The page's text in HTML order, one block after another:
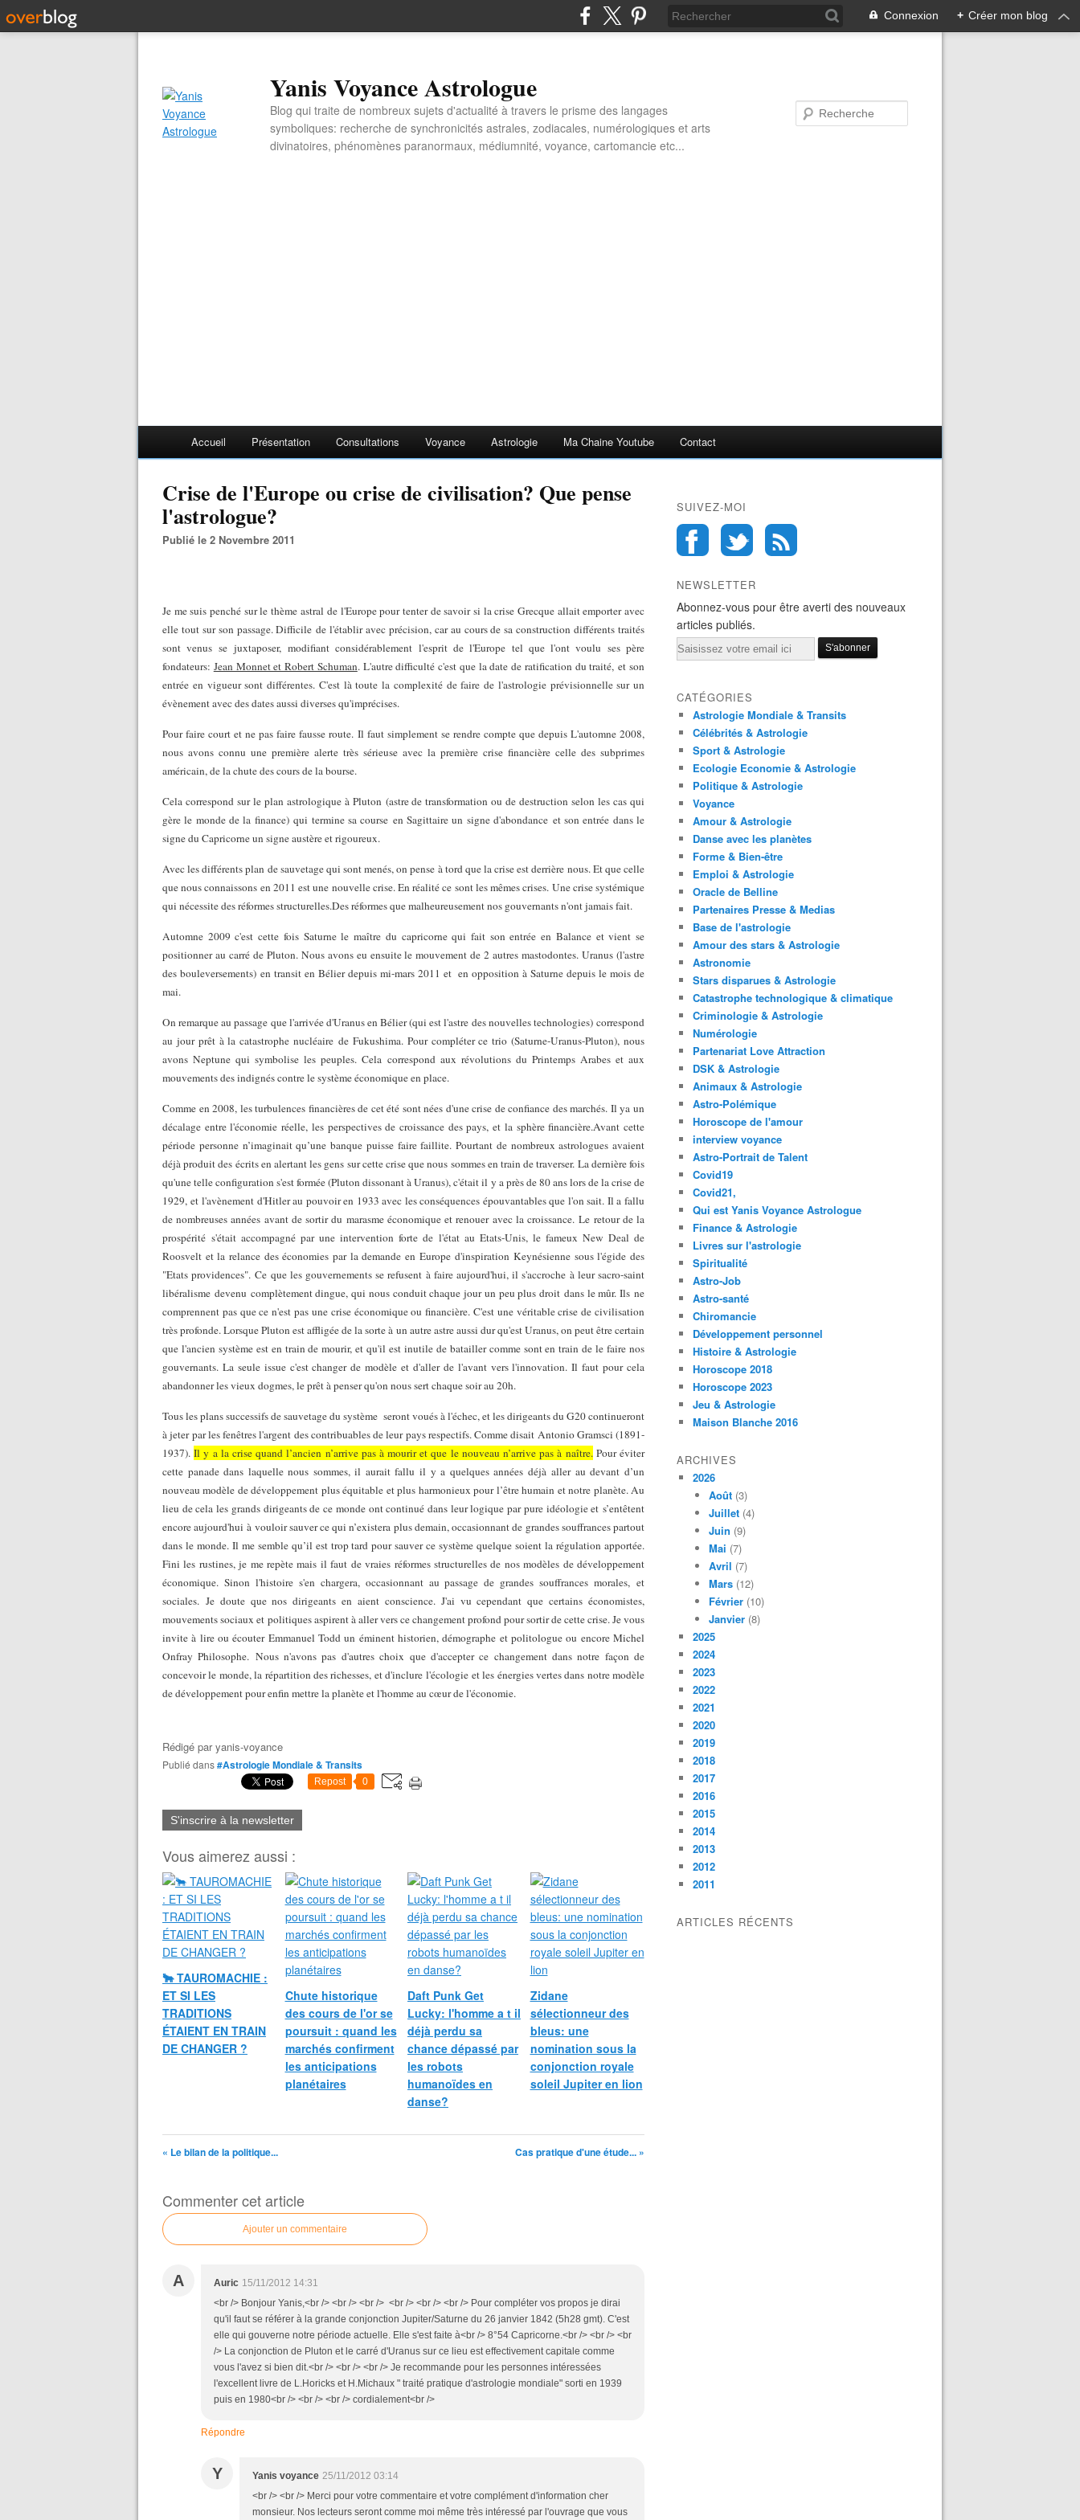
Connexion + Créer mon blog
Yanis Voyance Astrologue
Blog qui traite de nombreux sujets d'actualité à travers le prisme des langages
symboliques: recherche de synchronicités astrales, zodiacales, numérologiques et arts
divinatoires, phénomènes paranormaux, médiumnité, voyance, cartomancie etc...
Accueil Présentation Consultations Voyance Astrologie Ma Chaine Youtube Contact
Crise de l'Europe ou crise de civilisation? Que pense
l'astrologue?
Publié le 2 Novembre 2011
Je me suis penché sur le thème astral de l'Europe pour tenter de savoir si la crise Grecque allait emporter avec
elle tout sur son passage. Difficile de l'établir avec précision, car au cours de sa construction différents traités
sont venus se juxtaposer, modifiant considérablement l'esprit de l'Europe tel que l'ont voulu ses père
fondateurs: Jean Monnet et Robert Schuman. L'autre difficulté c'est que la date de ratification du traité, et son
entrée en vigueur sont différentes. C'est là toute la complexité de faire de l'astrologie prévisionnelle sur un
évènement avec des dates aussi diverses qu'imprécises.
Pour faire court et ne pas faire fausse route. Il faut simplement se rendre compte que depuis L'automne 2008,
nous avons connu une première alerte très sérieuse avec la première crise financière celle des subprimes
américain, de la chute des cours de la bourse.
Cela correspond sur le plan astrologique à Pluton (astre de transformation ou de destruction selon les cas qui
gère le monde de la finance) qui termine sa course en Sagittaire un signe d'abondance et son entrée dans le
signe du Capricorne un signe austère et rigoureux.
Avec les différents plan de sauvetage qui sont menés, on pense à tord que la crise est derrière nous. Et que celle
que nous connaissons en 2011 est une nouvelle crise. En réalité ce sont les mêmes crises. Une crise systémique
qui nécessite des réformes structurelles.Des réformes que malheureusement nos gouvernants n'ont jamais fait.
Automne 2009 c'est cette fois Saturne le maître du capricorne qui fait son entrée en Balance et vient se
positionner au carré de Pluton. Nous avons eu ensuite le mouvement de 2 autres mastodontes. Uranus (l'astre
des bouleversements) en transit en Bélier depuis mi-mars 2011 et en opposition à Saturne depuis le mois de
mai.
On remarque au passage que l'arrivée d'Uranus en Bélier (qui est l'astre des nouvelles technologies) correspond
au jour prêt à la catastrophe nucléaire de Fukushima. Pour compléter ce trio (Saturne-Uranus-Pluton), nous
avons Neptune qui symbolise les peuples. Cela correspond aux révolutions du Printemps Arabes et aux
mouvements des indignés contre le système économique en place.
Comme en 2008, les turbulences financières de cet été sont nées d'une crise de confiance des marchés. Il ya un
décalage entre l'économie réelle, les perspectives de croissance des pays, et la sphère financière.Avant cette
période personne n’imaginait qu’une banque puisse faire faillite. Pourtant de nombreux astrologues avaient
déjà produit des écrits en alertant les gens sur cette crise que nous sommes en train de traverser. La dernière fois
qu'une telle configuration s'est formée (Pluton dissonant à Uranus), c'était il y a près de 80 ans lors de la crise de
1929, et l'avènement d'Hitler au pouvoir en 1933 avec les conséquences épouvantables que l'on sait. Il a fallu
de nombreuses années avant de sortir du marasme économique et renouer avec la croissance. Le retour de la
prospérité s'était accompagné par une intervention forte de l'état au Etats-Unis, le fameux New Deal de
Roosvelt et la relance des économies par la demande en Europe d'inspiration Keynésienne sous l'égide des
"Etats providences". Ce que les gouvernements se refusent à faire aujourd'hui, il s'accroche à leur sacro-saint
libéralisme devenu complètement dingue, qui nous conduit chaque jour un peu plus droit dans le mûr. Ils ne
comprennent pas que ce n'est pas une crise économique ou financière. C'est une véritable crise de civilisation
très profonde. Lorsque Pluton est affligée de la sorte à un autre astre aussi dur qu'est Uranus, on peut être certain
que l'ancien système est en train de mourir, et qu'il est inutile de batailler comme sont en train de le faire nos
gouvernants. La seule issue c'est changer de modèle et d'aller de l'avant vers l'innovation. Il faut pour cela
abandonner les vieux dogmes, le prêt à penser qu'on nous sert chaque soir au 20h.
Tous les plans successifs de sauvetage du système seront voués à l'échec, et les dirigeants du G20 continueront
à jeter par les fenêtres l'argent des contribuables de leur pays respectifs. Comme disait Antonio Gramsci (1891-
1937).Il y a la crise quand l’ancien n’arrive pas à mourir et que le nouveau n’arrive pas à naître.Pour éviter
cette panade dans laquelle nous sommes, il aurait fallu il y a quelques années déjà aller au devant d’un
nouveau modèle de développement plus équitable et plus harmonieux pour l’être humain et notre planète. Au
lieu de cela les grands dirigeants de ce monde ont continué dans leur logique par pure idéologie et s’entêtent
encore aujourd'hui à vouloir sauver ce qui n’existera plus demain, occasionnant de grandes souffrances partout
dans le monde. Il me semble qu’il est trop tard pour sauver ce système quelque soient la régulation apportée.
Fini les rustines, je me repète mais il faut de vraies réformes structurelles de nos modèles de développement
économique. Sinon l'histoire s'en chargera, occasionnant au passage de grandes souffrances morales, et
sociales. Je doute que nos dirigeants en aient conscience. J'ai vu cependant que certains économistes,
mouvements sociaux et politiques aspirent à aller vers ce changement profond pour sortir de cette crise. Je vous
invite à lire ou écouter Emmanuel Todd un éminent historien, démographe et politologue ou encore Michel
Onfray Philosophe. Nous n'avons pas d'autres choix que d'accepter ce changement dans notre façon de
concevoir le monde, la répartition des richesses, et d'inclure l'écologie et les énergies vertes dans notre modèle
de développement pour enfin mettre la planète et l'homme au cœur de l'économie.
Rédigé paryanis-voyance
Publié dans#Astrologie Mondiale & Transits
Repost 0
S'inscrire à la newsletter
Vous aimerez aussi :
🐂 TAUROMACHIE :
ET SI LES
TRADITIONS
ÉTAIENT EN TRAIN
DE CHANGER ?
Chute historique
des cours de l'or se
poursuit : quand les
marchés confirment
les anticipations
planétaires
Daft Punk Get
Lucky: l'homme a t il
déjà perdu sa
chance dépassé par
les robots
humanoïdes en
danse?
Zidane
sélectionneur des
bleus: une
nomination sous la
conjonction royale
soleil Jupiter en lion
« Le bilan de la politique... Cas pratique d'une étude... »
Commenter cet article
Ajouter un commentaire
A Auric 15/11/2012 14:31
<br /> Bonjour Yanis,<br /> <br /> <br /> <br /> <br /> <br /> Pour compléter vos propos je dirai
qu'il faut se référer à la grande conjonction Jupiter/Saturne du 26 janvier 1842 (5h28 gmt). C'est
elle qui gouverne notre période actuelle. Elle s'est faite à<br /> 8°54 Capricorne.<br /> <br /> <br
/> La conjonction de Pluton et le carré d'Uranus sur ce lieu est effectivement capitale comme
vous l'avez si bien dit.<br /> <br /> <br /> Je recommande pour les personnes intéressées
l'excellent livre de L.Horicks et H.Michaux " traité pratique d'astrologie mondiale" sorti en 1939
puis en 1980<br /> <br /> <br /> cordialement<br />
Répondre
Y Yanis voyance 25/11/2012 03:14
<br /> <br /> Merci pour votre commentaire et votre complément d'information cher
monsieur. Nos lecteurs seront comme moi même très intéressé par l'ouvrage que vous
SUIVEZ-MOI
NEWSLETTER
Abonnez-vous pour être averti des nouveaux
articles publiés.
Email
CATÉGORIES
Astrologie Mondiale & Transits
Célébrités & Astrologie
Sport & Astrologie
Ecologie Economie & Astrologie
Politique & Astrologie
Voyance
Amour & Astrologie
Danse avec les planètes
Forme & Bien-être
Emploi & Astrologie
Oracle de Belline
Partenaires Presse & Medias
Base de l'astrologie
Amour des stars & Astrologie
Astronomie
Stars disparues & Astrologie
Catastrophe technologique & climatique
Criminologie & Astrologie
Numérologie
Partenariat Love Attraction
DSK & Astrologie
Animaux & Astrologie
Astro-Polémique
Horoscope de l'amour
interview voyance
Astro-Portrait de Talent
Covid19
Covid21,
Qui est Yanis Voyance Astrologue
Finance & Astrologie
Livres sur l'astrologie
Spiritualité
Astro-Job
Astro-santé
Chiromancie
Développement personnel
Histoire & Astrologie
Horoscope 2018
Horoscope 2023
Jeu & Astrologie
Maison Blanche 2016
ARCHIVES
2026
Août (3)
Juillet (4)
Juin (9)
Mai (7)
Avril (7)
Mars (12)
Février (10)
Janvier (8)
2025
2024
2023
2022
2021
2020
2019
2018
2017
2016
2015
2014
2013
2012
2011
ARTICLES RÉCENTS